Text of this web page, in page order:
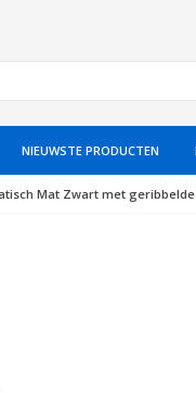
NIEUWSTE PRODUCTEN
Mat Zwart met geribbelde